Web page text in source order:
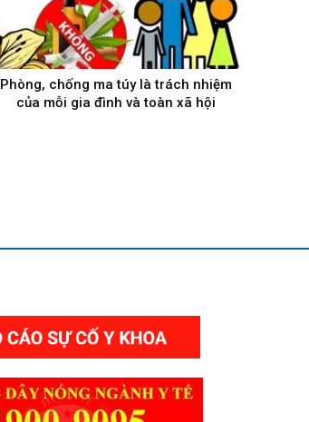
Phòng, chống ma túy là trách nhiệm
của mỗi gia đình và toàn xã hội